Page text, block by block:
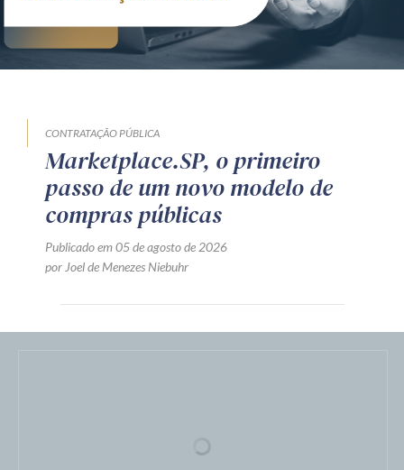
CONTRATAÇÃO PÚBLICA
Marketplace.SP, o primeiro
passo de um novo modelo de
compras públicas
Publicado em 05 de agosto de 2026
por Joel de Menezes Niebuhr